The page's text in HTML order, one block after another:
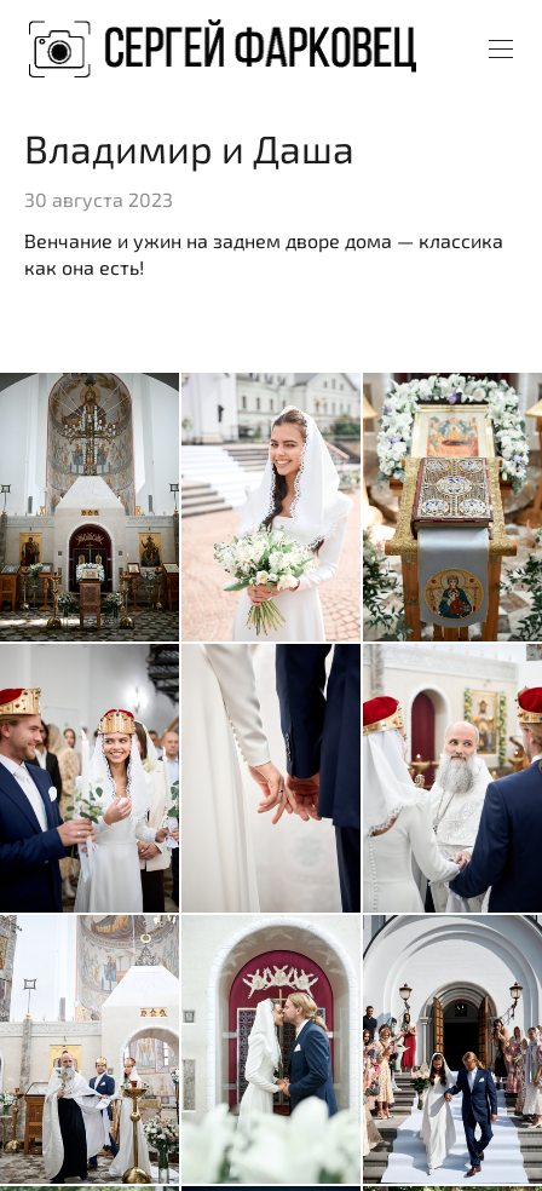
Владимир и Даша
30 августа 2023
Венчание и ужин на заднем дворе дома — классика
как она есть!